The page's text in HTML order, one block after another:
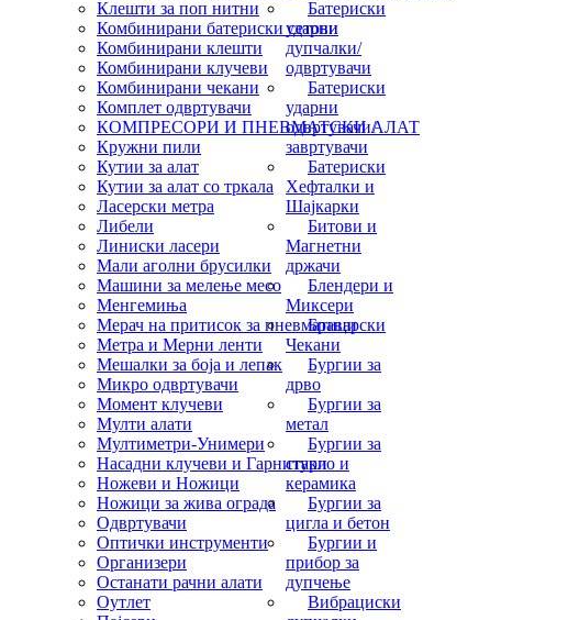
Батериски
ударни
дупчалки/
одвртувачи
Батериски
ударни
одвртувачи/
завртувачи
Батериски
Хефталки и
Шајкарки
Битови и
Магнетни
држачи
Блендери и
Миксери
Браварски
Чекани
Бургии за
дрво
Бургии за
метал
Бургии за
стакло и
керамика
Бургии за
цигла и бетон
Бургии и
прибор за
дупчење
Вибрациски
Клешти за поп нитни
Комбинирани батериски сетови
Комбинирани клешти
Комбинирани клучеви
Комбинирани чекани
Комплет одвртувачи
КОМПРЕСОРИ И ПНЕВМАТСКИ АЛАТ
Кружни пили
Кутии за алат
Кутии за алат со тркала
Ласерски метра
Либели
Линиски ласери
Мали аголни брусилки
Машини за мелење месо
Менгемиња
Мерач на притисок за пневматици
Метра и Мерни ленти
Мешалки за боја и лепак
Микро одвртувачи
Момент клучеви
Мулти алати
Мултиметри-Унимери
Насадни клучеви и Гарнитури
Ножеви и Ножици
Ножици за жива ограда
Одвртувачи
Оптички инструменти
Организери
Останати рачни алати
Оутлет